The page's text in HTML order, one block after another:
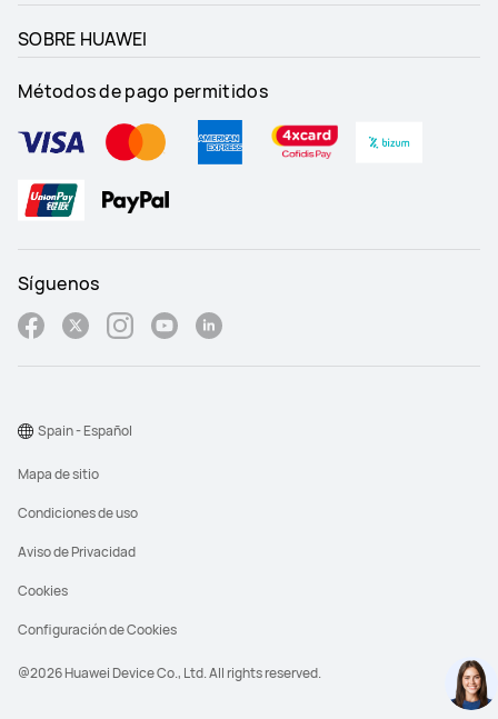
SOBRE HUAWEI
Métodos de pago permitidos
Síguenos
@2026 Huawei Device Co., Ltd. All rights reserved.
Mapa de sitio
Condiciones de uso
Aviso de Privacidad
Cookies
Configuración de Cookies
Spain - Español